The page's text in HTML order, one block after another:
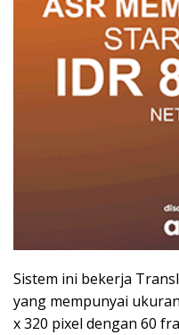
Sistem ini bekerja
yang mempunyai
x 320 pixel dengan 60